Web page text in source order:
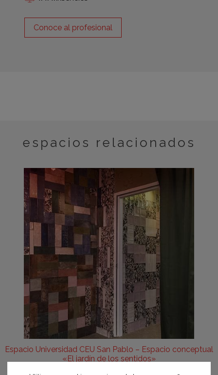
Conoce al profesional
espacios relacionados
Espacio Universidad CEU San Pablo – Espacio conceptual
«El jardín de los sentidos»